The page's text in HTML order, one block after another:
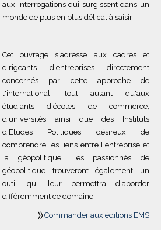
aux interrogations qui surgissent dans un
monde de plus en plus délicat à saisir !
Cet ouvrage s'adresse aux cadres et
dirigeants d'entreprises directement
concernés par cette approche de
l'international, tout autant qu'aux
étudiants d'écoles de commerce,
d'universités ainsi que des Instituts
d'Etudes Politiques désireux de
comprendre les liens entre l'entreprise et
la géopolitique. Les passionnés de
géopolitique trouveront également un
outil qui leur permettra d'aborder
différemment ce domaine.
〉〉 Commander aux éditions EMS